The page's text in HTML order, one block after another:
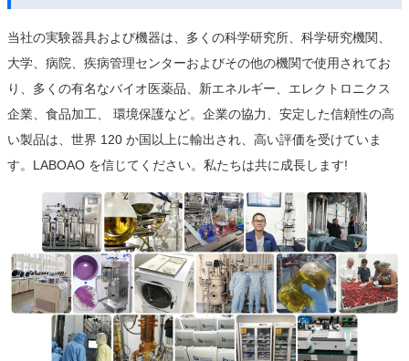
当社の実験器具および機器は、多くの科学研究所、科学研究機関、
大学、病院、疾病管理センターおよびその他の機関で使用されてお
り、多くの有名なバイオ医薬品、新エネルギー、エレクトロニクス
企業、食品加工、 環境保護など。企業の協力、安定した信頼性の高
い製品は、世界 120 か国以上に輸出され、高い評価を受けていま
す。LABOAO を信じてください。私たちは共に成長します!